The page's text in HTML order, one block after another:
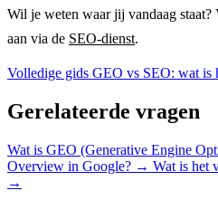
Wil je weten waar jij vandaag
aan via de SEO-dienst.
Volledige gids GEO vs SEO: wat is
Gerelateerde vragen
Wat is GEO (Generative Engine
Overview in Google? → Wat is het
→